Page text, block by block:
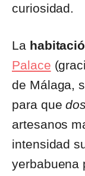
curiosidad.
La
Palace
de Málaga,
para que
artesanos
intensidad
yerbabuena